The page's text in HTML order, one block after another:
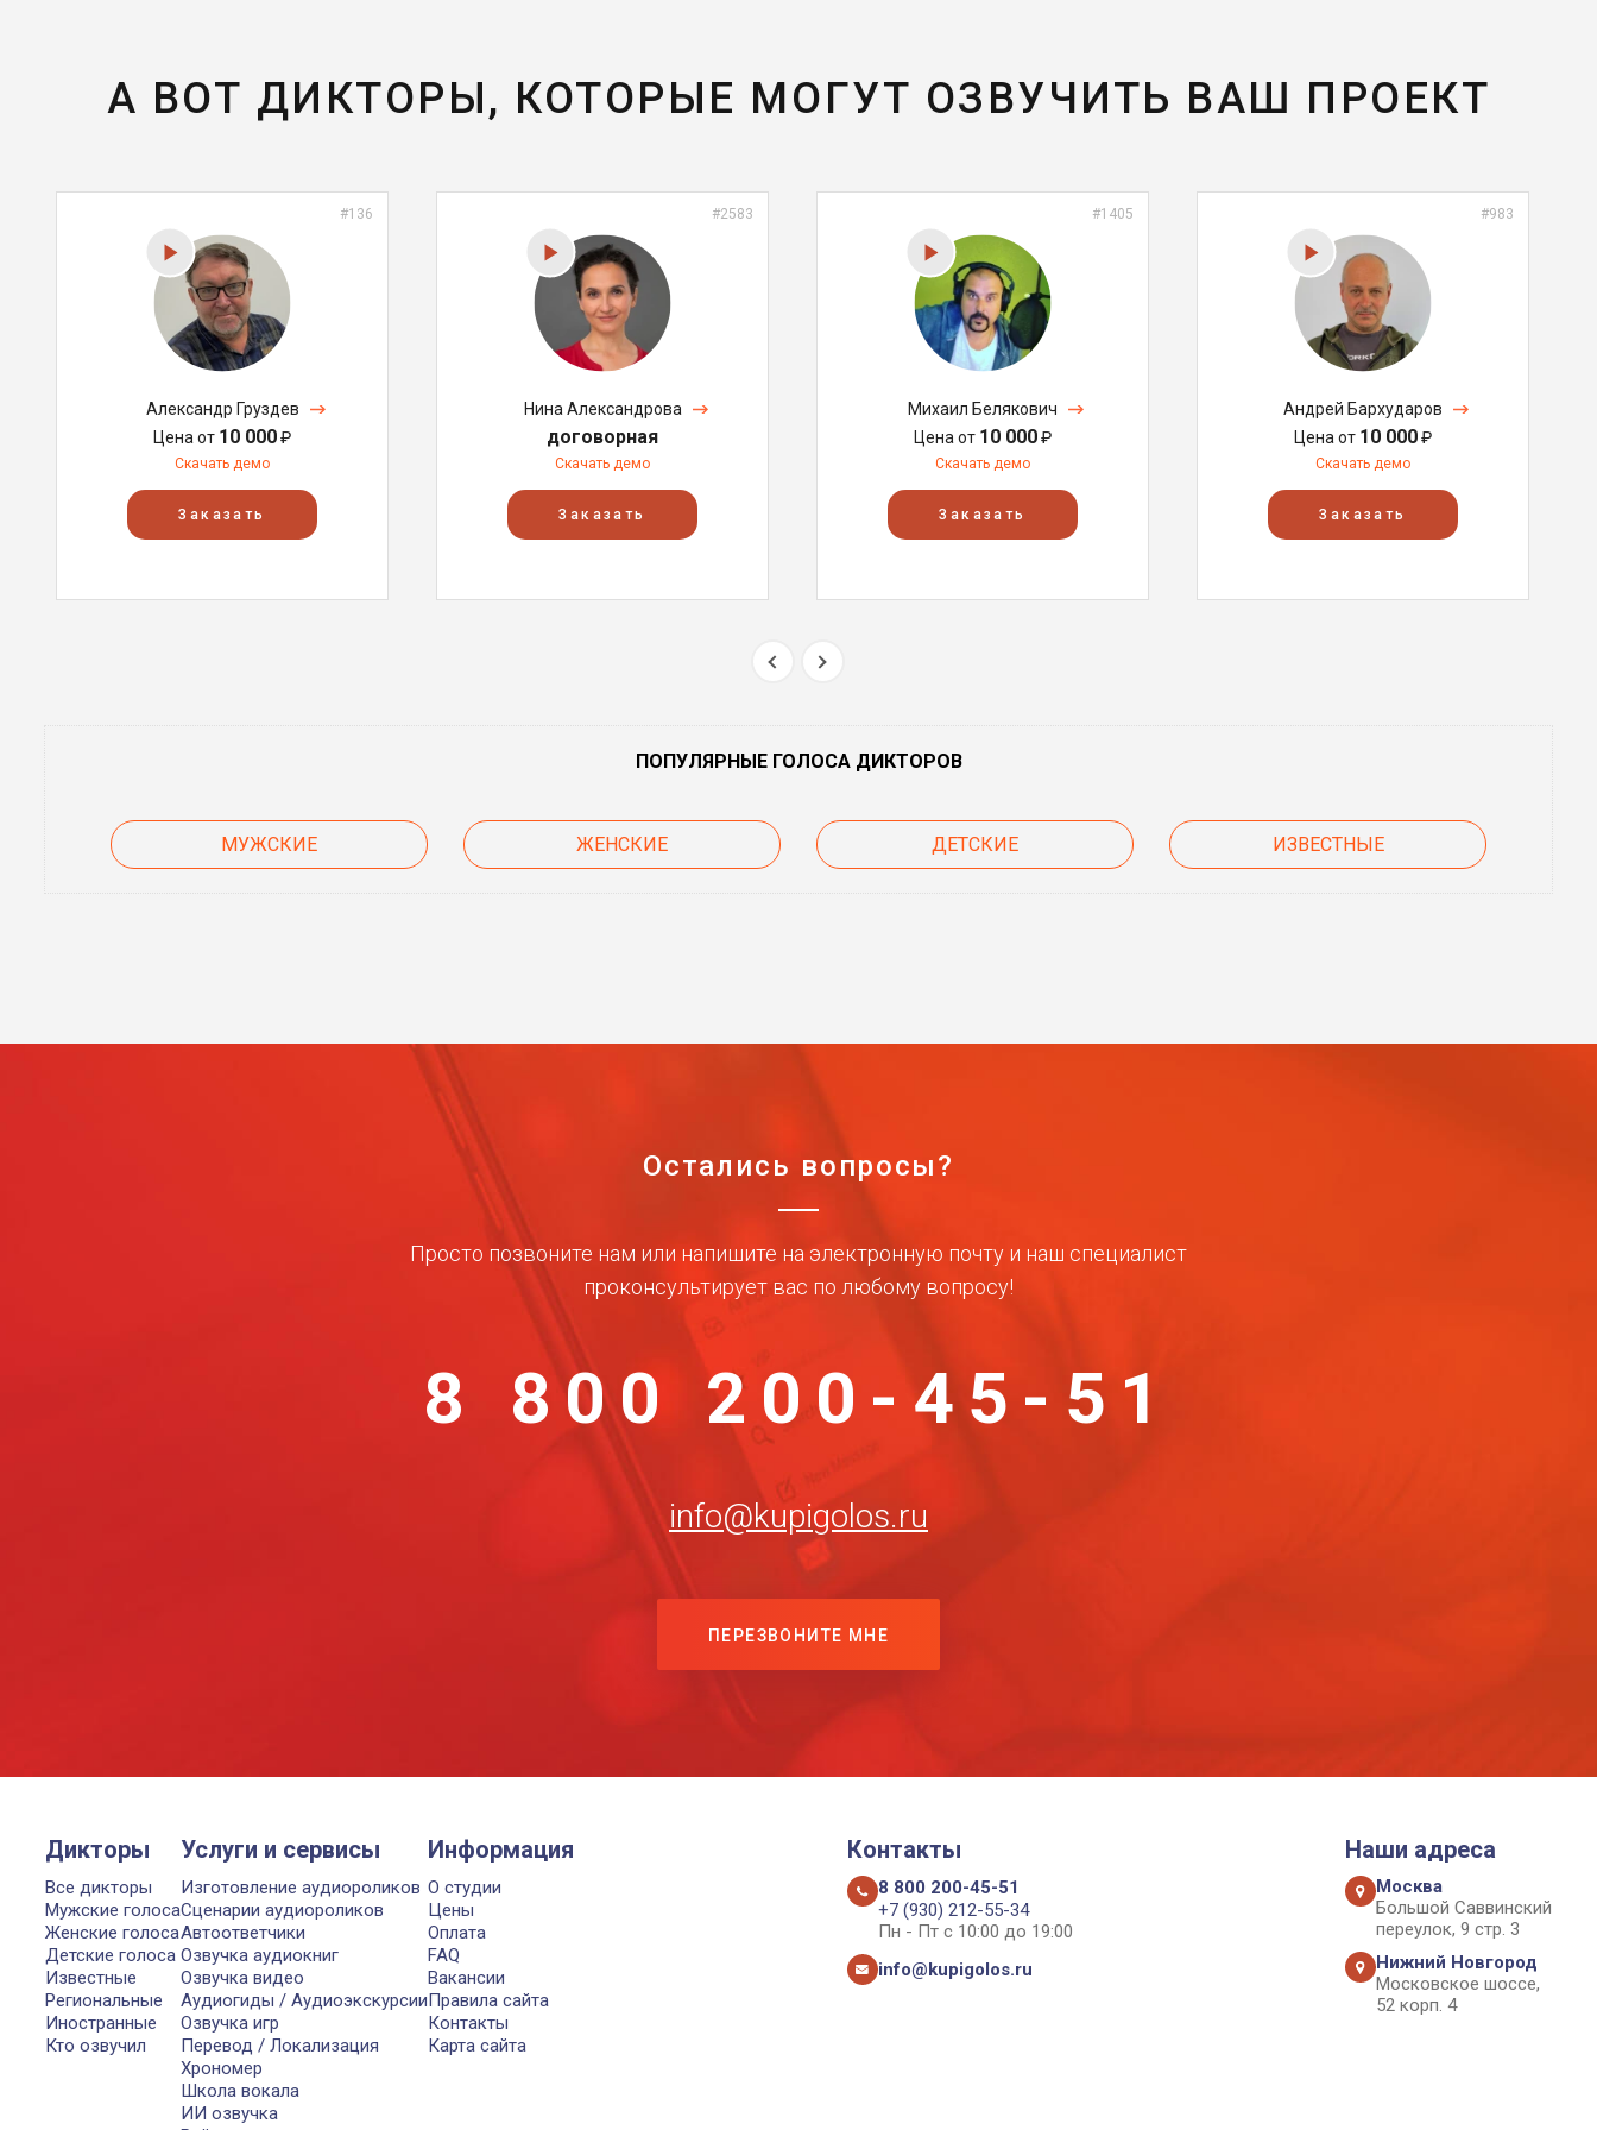
А ВОТ ДИКТОРЫ, КОТОРЫЕ МОГУТ ОЗВУЧИТЬ ВАШ ПРОЕКТ
#136
Александр Груздев
Цена от 10 000₽
Скачать демо
Заказать
#2583
Нина Александрова
договорная
Скачать демо
Заказать
#1405
Михаил Белякович
Цена от 10 000₽
Скачать демо
Заказать
#983
Андрей Бархударов
Цена от 10 000₽
Скачать демо
Заказать
ПОПУЛЯРНЫЕ ГОЛОСА ДИКТОРОВ
МУЖСКИЕ ЖЕНСКИЕ ДЕТСКИЕ ИЗВЕСТНЫЕ
Остались вопросы?
Просто позвоните нам или напишите на электронную почту и наш специалист
проконсультирует вас по любому вопросу!
8 800 200-45-51
info@kupigolos.ru
ПЕРЕЗВОНИТЕ МНЕ
Дикторы
Все дикторы
Мужские голоса
Женские голоса
Детские голоса
Известные
Региональные
Иностранные
Кто озвучил
Услуги и сервисы
Изготовление аудиороликов
Сценарии аудиороликов
Автоответчики
Озвучка аудиокниг
Озвучка видео
Аудиогиды / Аудиоэкскурсии
Озвучка игр
Перевод / Локализация
Хрономер
Школа вокала
ИИ озвучка
Информация
О студии
Цены
Оплата
FAQ
Вакансии
Правила сайта
Контакты
Карта сайта
Контакты
8 800 200-45-51
+7 (930) 212-55-34
Пн - Пт с 10:00 до 19:00
info@kupigolos.ru
Наши адреса
Москва
Большой Саввинский
переулок, 9 стр. 3
Нижний Новгород
Московское шоссе,
52 корп. 4